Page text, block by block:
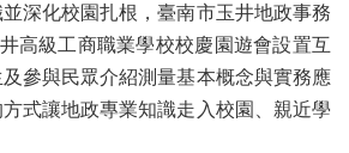
深化校園扎根，臺南市玉井地政事務
高級工商職業學校校慶園遊會設置互
參與民眾介紹測量基本概念與實務應
式讓地政專業知識走入校園、親近學